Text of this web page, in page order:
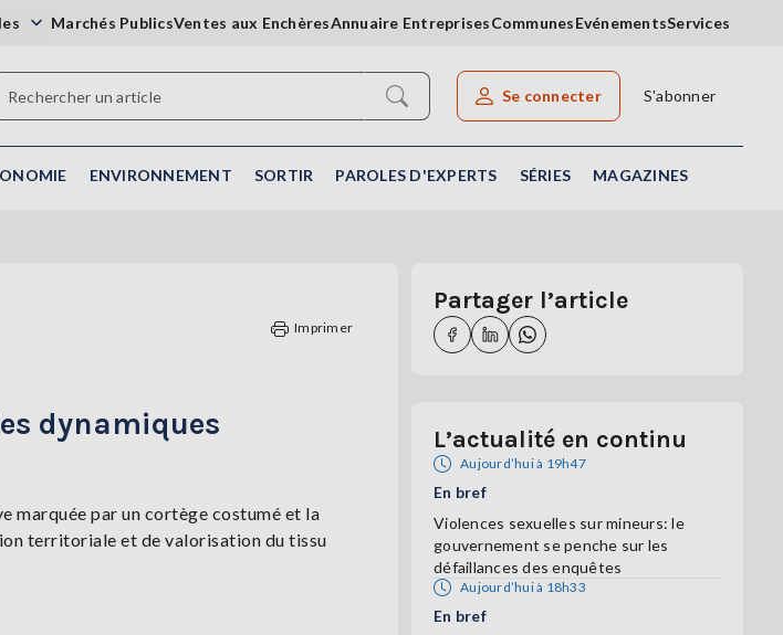
Marchés PublicsVentes aux EnchèresAnnuaire EntreprisesCommunesEvénementsServices
Rechercher un article
Se connecter S'abonner
ENVIRONNEMENT SORTIR PAROLES D'EXPERTS SÉRIES MAGAZINES
Imprimer
dynamiques
marquée par un cortège costumé et la
territoriale et de valorisation du tissu
Partager l’article
L’actualité en continu
Aujourd’hui à 19h47
En bref
Violences sexuelles sur mineurs: le
gouvernement se penche sur les
défaillances des enquêtes
Aujourd’hui à 18h33
En bref